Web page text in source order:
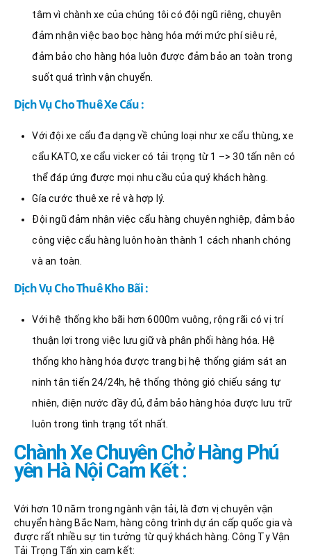
tâm vì chành xe của chúng tôi có đội ngũ riêng, chuyên
đảm nhận việc bao bọc hàng hóa mới mức phí siêu rẻ,
đảm bảo cho hàng hóa luôn được đảm bảo an toàn trong
suốt quá trình vận chuyển.
Dịch Vụ Cho Thuê Xe Cẩu :
Với đội xe cẩu đa dạng về chủng loại như xe cẩu thùng, xe
cẩu KATO, xe cẩu vicker có tải trọng từ 1 –> 30 tấn nên có
thể đáp ứng được mọi nhu cầu của quý khách hàng.
Gía cước thuê xe rẻ và hợp lý.
Đội ngũ đảm nhận việc cẩu hàng chuyên nghiệp, đảm bảo
công việc cẩu hàng luôn hoàn thành 1 cách nhanh chóng
và an toàn.
Dịch Vụ Cho Thuê Kho Bãi :
Với hệ thống kho bãi hơn 6000m vuông, rộng rãi có vị trí
thuận lợi trong việc lưu giữ và phân phối hàng hóa. Hệ
thống kho hàng hóa được trang bị hệ thống giám sát an
ninh tân tiến 24/24h, hệ thống thông gió chiếu sáng tự
nhiên, điện nước đầy đủ, đảm bảo hàng hóa được lưu trữ
luôn trong tình trạng tốt nhất.
Chành Xe Chuyên Chở Hàng Phú
yên Hà Nội Cam Kết :
Với hơn 10 năm trong ngành vận tải, là đơn vị chuyên vận
chuyển hàng Bắc Nam, hàng công trình dự án cấp quốc gia và
được rất nhiều sự tin tưởng từ quý khách hàng. Công Ty Vận
Tải Trọng Tấn xin cam kết: